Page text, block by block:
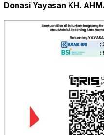
Donasi Yayasan KH.